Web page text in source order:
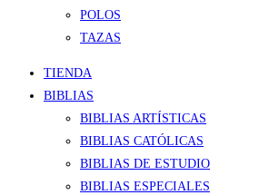
POLOS
TAZAS
TIENDA
BIBLIAS
BIBLIAS ARTÍSTICAS
BIBLIAS CATÓLICAS
BIBLIAS DE ESTUDIO
BIBLIAS ESPECIALES